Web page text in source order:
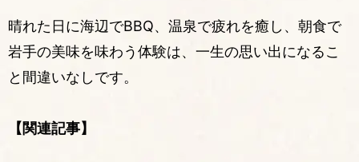
晴れた日に海辺でBBQ、温泉で疲れを癒し、朝食で
岩手の美味を味わう体験は、一生の思い出になるこ
と間違いなしです。
【関連記事】